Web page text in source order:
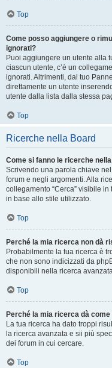
Top
Come posso aggiungere o
ignorati?
Puoi aggiungere un utente alla
ciascun utente, c’è un
ignorati. Altrimenti, dal tuo
direttamente un utente
utente dalla lista dalla stessa
Top
Ricerche nella Board
Come si fanno le ricerche
Scrivendo una parola chiave
forum e negli argomenti. Alla
collegamento “Cerca” visibile
in base allo stile utilizzato.
Top
Perché la mia ricerca non dà
Probabilmente la tua ricerca è
che non sono indicizzati da
disponibili nella ricerca
Top
Perché la mia ricerca dà
La tua ricerca ha dato troppi
la ricerca avanzata e sii più
dei forum in cui cercare.
Top